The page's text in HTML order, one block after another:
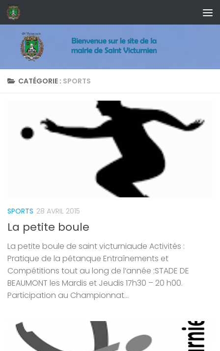
Skip to content
CATÉGORIE : SPORTS
SPORTS 28 AVRIL 2015
La petite boule
La petite boule de saint victurniaude Activités :
Pratique de la pétanque Entraînements et
Compétitions tout au long de l’année :STADE DE
BEAUMONT les Mardis et Jeudis 17h30 – 20 h00.
Participation au Championnat...